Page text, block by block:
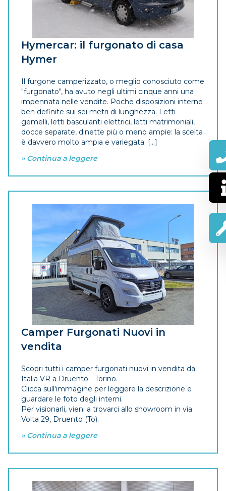
Hymercar: il furgonato di casa
Hymer
Il furgone camperizzato, o meglio conosciuto come
"furgonato", ha avuto negli ultimi cinque anni una
impennata nelle vendite. Poche disposizioni interne
ben definite sui sei metri di lunghezza. Letti
gemelli, letti basculanti elettrici, letti matrimoniali,
docce separate, dinette più o meno ampie: la scelta
è davvero molto ampia e variegata. [...]
» Continua a leggere
Camper Furgonati Nuovi in
vendita
Scopri tutti i camper furgonati nuovi in vendita da
Italia VR a Druento - Torino.
Clicca sull'immagine per leggere la descrizione e
guardare le foto degli interni.
Per visionarli, vieni a trovarci allo showroom in via
Volta 29, Druento (To).
» Continua a leggere